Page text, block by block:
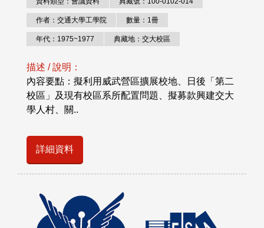
作者：交通大學工學院 數量：1冊
年代：1975~1977 典藏地：交大校區
描述 / 說明：
內容要點：擬利用威武營區擴展校地、日後「第二
校區」及現有校區系所配置問題、擬募款興建交大
學人村、關..
詳細資料